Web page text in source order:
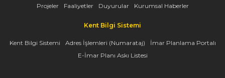
Projeler Faaliyetler Duyurular Kurumsal Haberler
Kent Bilgi Sistemi
Kent Bilgi Sistemi Adres İşlemleri (Numarataj)
İmar Planlama Portalı
E-İmar Planı Askı Listesi